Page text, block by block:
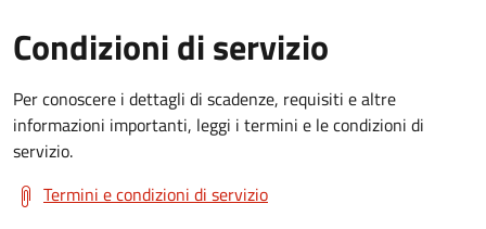
Condizioni di servizio
Per conoscere i dettagli di scadenze, requisiti e altre
informazioni importanti, leggi i termini e le condizioni di
servizio.
Termini e condizioni di servizio